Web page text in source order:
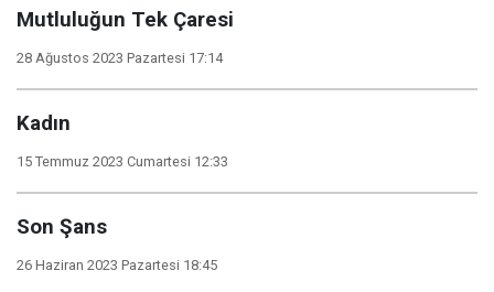
Mutluluğun Tek Çaresi
28 Ağustos 2023 Pazartesi 17:14
Kadın
15 Temmuz 2023 Cumartesi 12:33
Son Şans
26 Haziran 2023 Pazartesi 18:45